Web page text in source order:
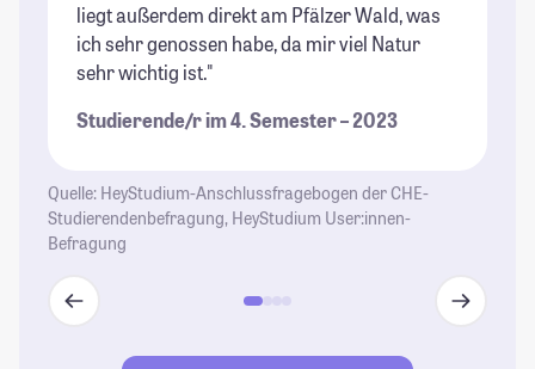
liegt außerdem direkt am Pfälzer Wald, was
ich sehr genossen habe, da mir viel Natur
sehr wichtig ist."
Studierende/r im 4. Semester – 2023
Quelle: HeyStudium-Anschlussfragebogen der CHE-
Studierendenbefragung, HeyStudium User:innen-
Befragung